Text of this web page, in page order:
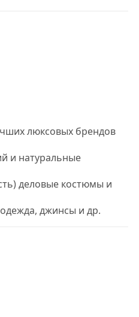
люксовых брендов
и натуральные
деловые костюмы и
джинсы и др.